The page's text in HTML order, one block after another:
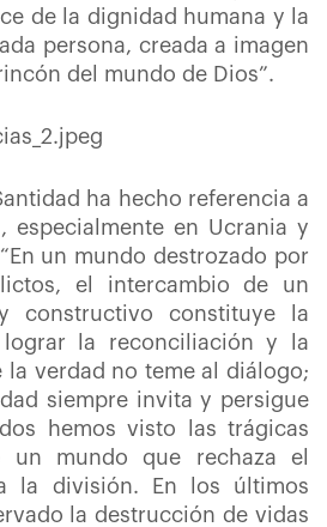
de la dignidad humana y la
persona, creada a imagen
del mundo de Dios”.
ha hecho referencia a
especialmente en Ucrania y
un mundo destrozado por
el intercambio de un
constructivo constituye la
la reconciliación y la
la verdad no teme al diálogo;
siempre invita y persigue
hemos visto las trágicas
un mundo que rechaza el
la división. En los últimos
la destrucción de vidas